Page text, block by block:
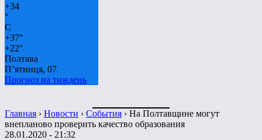
+34
°
C
+37°
+22°
Полтава
П’ятниця, 07
Прогноз на тиждень
Главная › Новости › События › На Полтавщине могут
внепланово проверить качество образования
28.01.2020 - 21:32